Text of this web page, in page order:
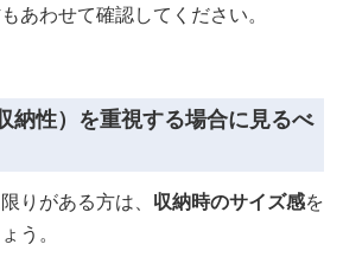
あわせて確認してください。
納性）を重視する場合に見るべ
りがある方は、 収納時のサイズ感を
う。